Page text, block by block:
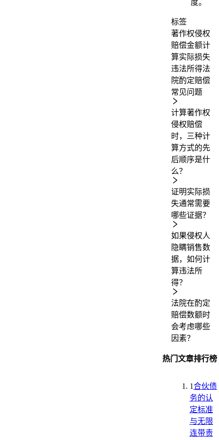
度。
标签
著作权侵权
赔偿金额计
算实际损失
违法所得法
院酌定赔偿
常见问题
计算著作权
侵权赔偿
时，三种计
算方式的先
后顺序是什
么？
证明实际损
失通常需要
哪些证据？
如果侵权人
隐瞒销售数
据，如何计
算违法所
得？
法院在酌定
赔偿数额时
会考虑哪些
因素？
热门文章排行榜
1合伙债
务的认
定标准
与无限
连带责